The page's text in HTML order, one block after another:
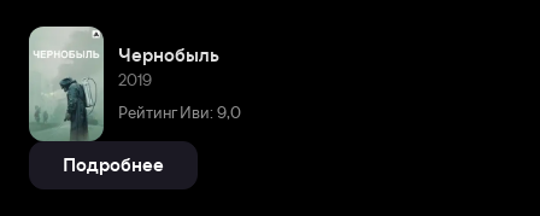
Чернобыль
2019
Рейтинг Иви: 9,0
Подробнее